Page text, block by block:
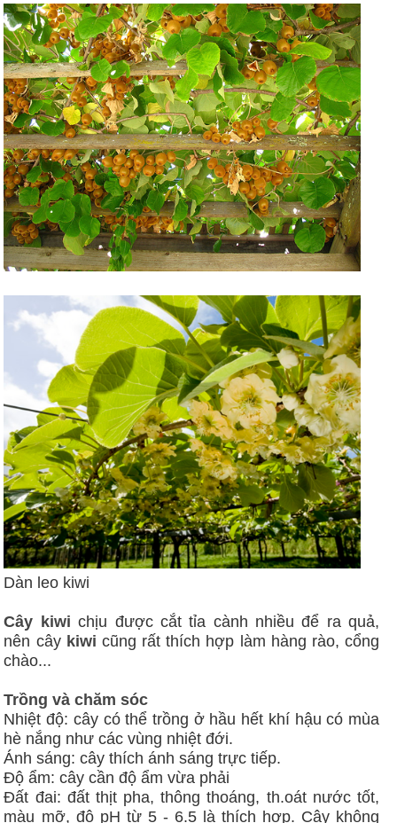
Dàn leo kiwi
Cây kiwi chịu được cắt tỉa cành nhiều để ra quả,
nên cây kiwi cũng rất thích hợp làm hàng rào, cổng
chào...
Trồng và chăm sóc
Nhiệt độ: cây có thể trồng ở hầu hết khí hậu có mùa
hè nắng như các vùng nhiệt đới.
Ánh sáng: cây thích ánh sáng trực tiếp.
Độ ẩm: cây cần độ ẩm vừa phải
Đất đai: đất thịt pha, thông thoáng, th.oát nước tốt,
màu mỡ, độ pH từ 5 - 6.5 là thích hợp. Cây không